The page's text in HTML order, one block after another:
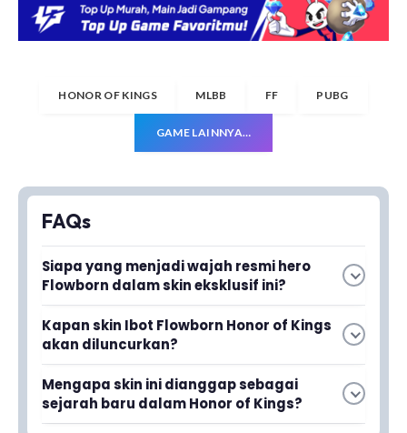
HONOR OF KINGS MLBB FF PUBG
GAME LAINNYA…
FAQs
Siapa yang menjadi wajah resmi hero
Flowborn dalam skin eksklusif ini?
Ibot, seorang legenda profesional dan kreator
konten ternama, resmi menjadi wajah hero
Kapan skin Ibot Flowborn Honor of Kings
akan diluncurkan?
Skin Ibot Flowborn akan hadir pada bulan
Oktober tahun ini.
Mengapa skin ini dianggap sebagai
sejarah baru dalam Honor of Kings?